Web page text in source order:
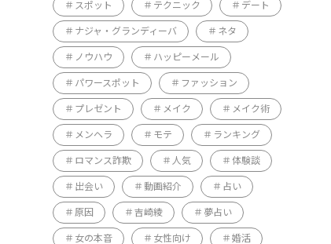
スポット テクニック デート
ナジャ・グランディーバ ネタ
ノウハウ ハッピーメール
パワースポット ファッション
プレゼント メイク メイク術
メンヘラ モテ ランキング
ロマンス詐欺 人気 体験談
出会い 動画紹介 占い
原因 吉崎綾 夢占い
女の本音 女性向け 婚活